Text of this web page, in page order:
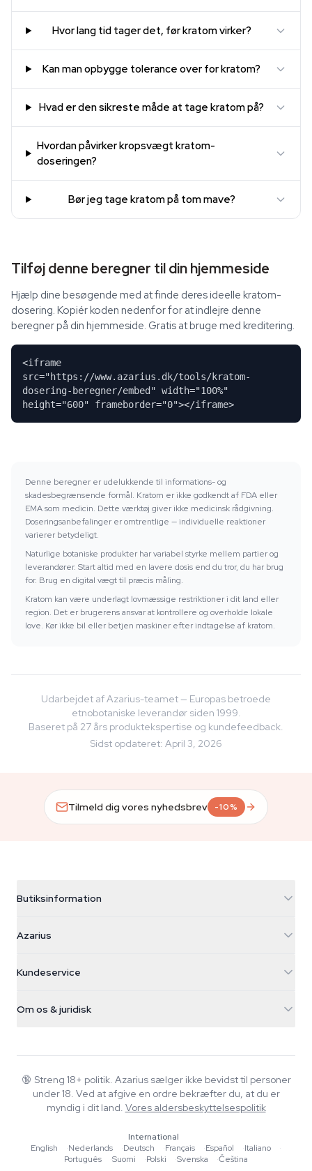
Hvor lang tid tager det, før kratom virker?
Kan man opbygge tolerance over for kratom?
Hvad er den sikreste måde at tage kratom på?
Hvordan påvirker kropsvægt kratom-
doseringen?
Bør jeg tage kratom på tom mave?
Tilføj denne beregner til din hjemmeside
Hjælp dine besøgende med at finde deres ideelle kratom-
dosering. Kopiér koden nedenfor for at indlejre denne
beregner på din hjemmeside. Gratis at bruge med kreditering.
<iframe
src="https://www.azarius.dk/tools/kratom-
dosering-beregner/embed" width="100%"
height="600" frameborder="0"></iframe>
Denne beregner er udelukkende til informations- og
skadesbegrænsende formål. Kratom er ikke godkendt af FDA eller
EMA som medicin. Dette værktøj giver ikke medicinsk rådgivning.
Doseringsanbefalinger er omtrentlige — individuelle reaktioner
varierer betydeligt.
Naturlige botaniske produkter har variabel styrke mellem partier og
leverandører. Start altid med en lavere dosis end du tror, du har brug
for. Brug en digital vægt til præcis måling.
Kratom kan være underlagt lovmæssige restriktioner i dit land eller
region. Det er brugerens ansvar at kontrollere og overholde lokale
love. Kør ikke bil eller betjen maskiner efter indtagelse af kratom.
Udarbejdet af Azarius-teamet — Europas betroede
etnobotaniske leverandør siden 1999.
Baseret på 27 års produktekspertise og kundefeedback.
Sidst opdateret: April 3, 2026
Tilmeld dig vores nyhedsbrev -10%
Butiksinformation
Galvaniweg 11
Nederland
+31(0)204897914
Azarius
Smokeshop
Kundeservice
Returpolitik
FAQ
Privatlivspolitik
Om os & juridisk
Wiki
Blog
Musik
Redaktionelle standarder
Værktøjer & Beregnere
🔞 Streng 18+ politik. Azarius sælger ikke bevidst til personer
under 18. Ved at afgive en ordre bekræfter du, at du er
myndig i dit land. Vores aldersbeskyttelsespolitik
International
English
·Nederlands ·Deutsch ·Français ·Español ·Italiano
·
Português
·Suomi ·Polski ·Svenska ·Čeština